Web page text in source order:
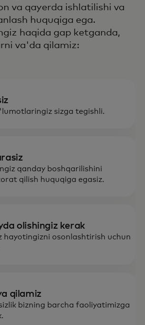
va qayerda ishlatilishi va
huquqiga ega.
haqida gap ketganda,
va'da qilamiz:
sizga tegishli.
qanday boshqarilishini
qilish huquqiga egasiz.
olishingiz kerak
osonlashtirish uchun
qilamiz
bizning barcha faoliyatimizga